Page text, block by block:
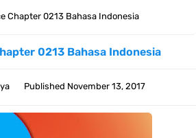
Makanan Khas Sunda Dengan Rasa Yang
Chapter 0213 Bahasa Indonesia
0213 Bahasa Indonesia
Published November 13, 2017